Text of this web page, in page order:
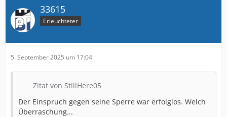
33615
Erleuchteter
5. September 2025 um 17:04
Zitat von StillHere05
Der Einspruch gegen seine Sperre war erfolglos. Welch
Überraschung...